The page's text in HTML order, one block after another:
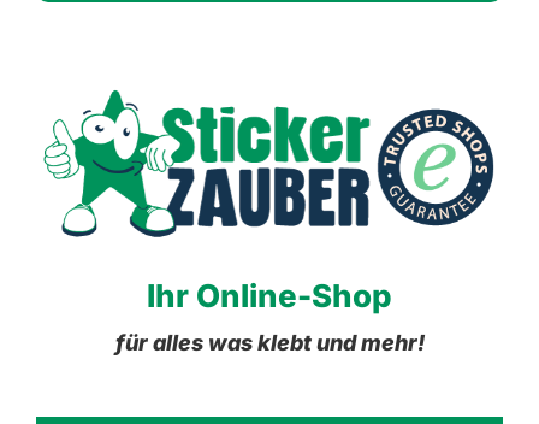
Ihr Online-Shop
für alles was klebt und mehr!